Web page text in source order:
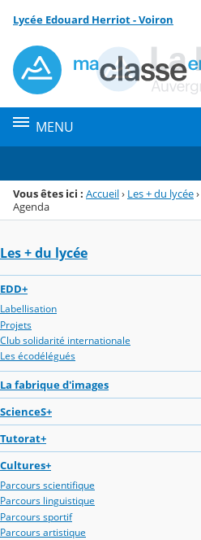
Menu de la rubrique
Contenu
Lycée Edouard Herriot - Voiron
MENU
Vous êtes ici : Accueil› Les + du lycée›
Agenda
Les + du lycée
EDD+
Labellisation
Projets
Club solidarité internationale
Les écodélégués
La fabrique d'images
ScienceS+
Tutorat+
Cultures+
Parcours scientifique
Parcours linguistique
Parcours sportif
Parcours artistique